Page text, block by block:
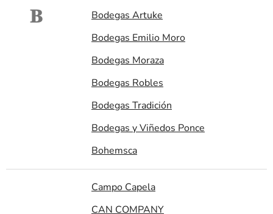
B
Bodegas Artuke
Bodegas Emilio Moro
Bodegas Moraza
Bodegas Robles
Bodegas Tradición
Bodegas y Viñedos Ponce
Bohemsca
Campo Capela
CAN COMPANY